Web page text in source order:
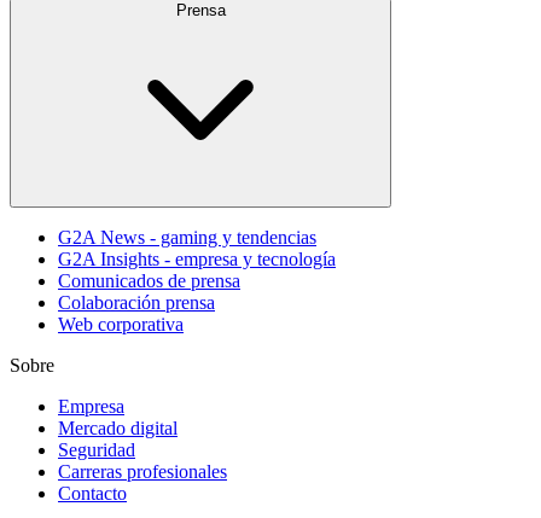
Prensa
G2A News - gaming y tendencias
G2A Insights - empresa y tecnología
Comunicados de prensa
Colaboración prensa
Web corporativa
Sobre
Empresa
Mercado digital
Seguridad
Carreras profesionales
Contacto